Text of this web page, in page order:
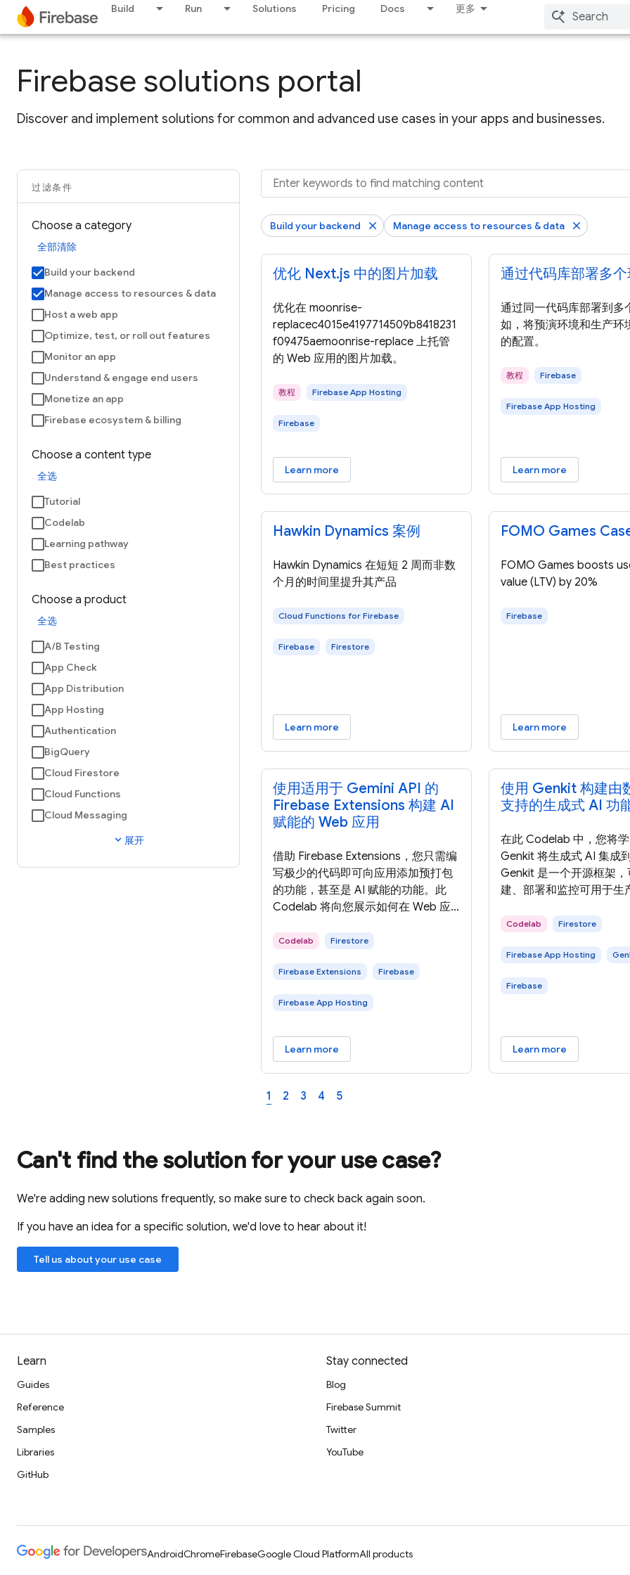
Build Run Solutions Pricing Docs 更多
Firebase solutions portal
Discover and implement solutions for common and advanced use cases in your apps and businesses.
过滤条件
Choose a category
全部清除
Build your backend
Manage access to resources & data
Host a web app
Optimize, test, or roll out features
Monitor an app
Understand & engage end users
Monetize an app
Firebase ecosystem & billing
Choose a content type
全选
Tutorial
Codelab
Learning pathway
Best practices
Choose a product
全选
A/B Testing
App Check
App Distribution
App Hosting
Authentication
BigQuery
Cloud Firestore
Cloud Functions
Cloud Messaging
expand_more 展开
Build your backend Manage access to resources & data
优化 Next.js 中的图片加载
优化在 moonrise-
replacec4015e4197714509b8418231
f09475aemoonrise-replace 上托管
的 Web 应用的图片加载。
教程 Firebase App Hosting
Firebase
Learn more
通过代码库部署多
通过同一代码库部署到多
如，将预演环境和生产环
的配置。
教程 Firebase
Firebase App Hosting
Learn more
Hawkin Dynamics 案例
Hawkin Dynamics 在短短 2 周而非数
个月的时间里提升其产品
Cloud Functions for Firebase
Firebase Firestore
Learn more
FOMO Games
FOMO Games boosts
value (LTV) by 20%
Firebase
Learn more
使用适用于 Gemini API 的
Firebase Extensions 构建 AI
赋能的 Web 应用
借助 Firebase Extensions，您只需编
写极少的代码即可向应用添加预打包
的功能，甚至是 AI 赋能的功能。此
Codelab 将向您展示如何在 Web 应
以便您利用 Gemini API 根据提供的上
摘要，甚至个性化推荐。 在此
Firebase Extensions 构建 AI 赋能的
体验。 在本部分中，您将查看在此
Codelab Firestore
Firebase Extensions Firebase
Firebase App Hosting
Learn more
使用 Genkit 构建由
支持的生成式 AI 功
在此 Codelab 中，您将
Genkit 将生成式 AI 集成
Genkit 是一个开源框架，
建、部署和监控可用于生
而设计，可帮助您以熟悉
中。它由 Firebase 团队构
用的工具方面的经验。 在
在此 Codelab
Codelab Firestore
Firebase App Hosting
Firebase
Learn more
1 2 3 4 5
Can't find the solution for your use case?
We're adding new solutions frequently, so make sure to check back again soon.
If you have an idea for a specific solution, we'd love to hear about it!
Tell us about your use case
Learn
Guides
Reference
Samples
Libraries
GitHub
Stay connected
Blog
Firebase Summit
Twitter
YouTube
AndroidChromeFirebaseGoogle Cloud PlatformAll products